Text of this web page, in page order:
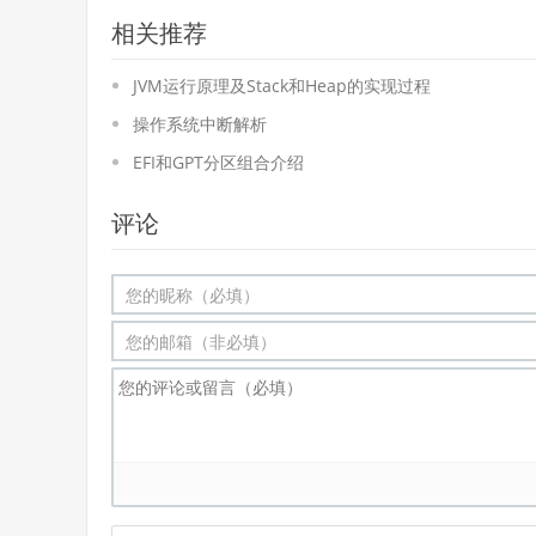
相关推荐
JVM运行原理及Stack和Heap的实现过程
操作系统中断解析
EFI和GPT分区组合介绍
评论